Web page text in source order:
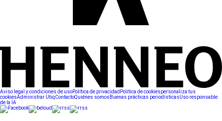
Aviso legal y condiciones de usoPolítica de privacidad Política de cookiespersonaliza tus
cookiesAdministrar UtiqContactoQuiénes somos Buenas prácticas periodísticasUso responsable
de la IA